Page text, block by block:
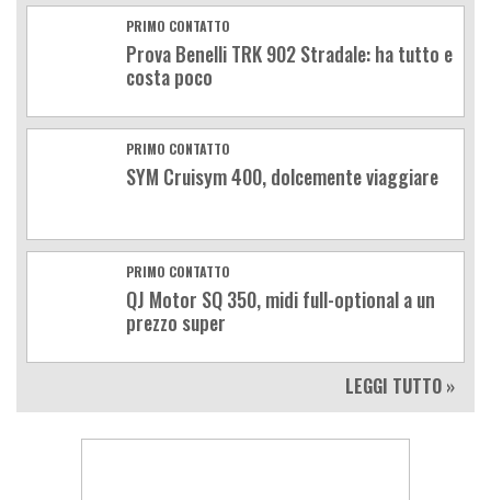
PRIMO CONTATTO
Prova Benelli TRK 902 Stradale: ha tutto e
costa poco
PRIMO CONTATTO
SYM Cruisym 400, dolcemente viaggiare
PRIMO CONTATTO
QJ Motor SQ 350, midi full-optional a un
prezzo super
LEGGI TUTTO »